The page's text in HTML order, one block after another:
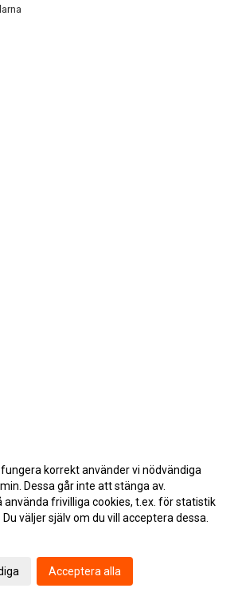
till Webbversion
korrekt använder vi nödvändiga
Dessa går inte att stänga av.
använda frivilliga cookies, t.ex. för statistik
väljer själv om du vill acceptera dessa.
Acceptera alla